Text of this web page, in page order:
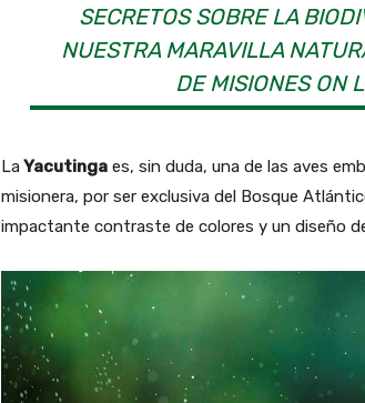
SECRETOS SOBRE LA
NUESTRA MARAVILLA
DE MISIONES ON
LaYacutingaes, sin duda, una de las aves
misionera, por ser exclusiva del Bosque
impactante contraste de colores y un diseño